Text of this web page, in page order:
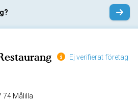
Ej verifierat företag
Järnvägsgatan 10, 577 74 Målilla